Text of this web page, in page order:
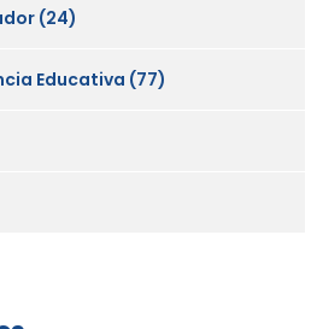
(24)
Educativa (77)